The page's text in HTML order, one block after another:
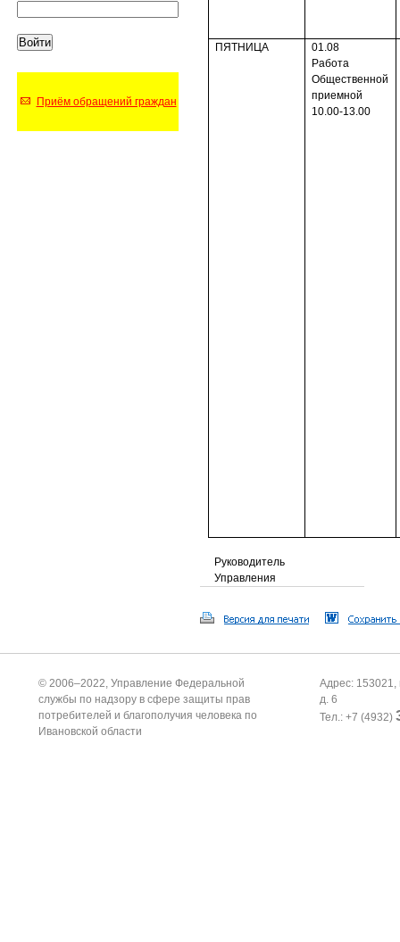
Приём обращений граждан
ПЯТНИЦА
01.08
Работа
Общественной
прием­ной
10.00-13.00
Руководитель
Управления
© 2006–2022, Управление Федеральной
службы по надзору в сфере защиты прав
потребителей и благополучия человека по
Ивановской области
Адрес: 153021,
д. 6
Тел.: +7 (4932)